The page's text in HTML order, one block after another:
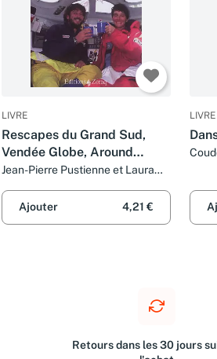
LIVRE
Rescapes du Grand Sud,
Vendée Globe, Around
Alone. les Secrets des
Sauvetages de Légende
Jean-Pierre Pustienne et Laura
Ajouter
4,21 €
LIVRE
Retours dans les 30 jours